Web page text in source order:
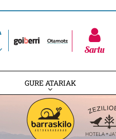
Sartu
GURE ATARIAK